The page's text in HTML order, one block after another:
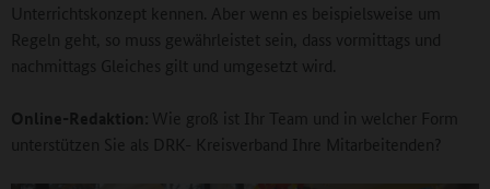
Unterrichtskonzept kennen. Aber wenn es beispielsweise um
Regeln geht, so muss gewährleistet sein, dass vormittags und
nachmittags Gleiches gilt und umgesetzt wird.
Online-Redaktion: Wie groß ist Ihr Team und in welcher Form
unterstützen Sie als DRK- Kreisverband Ihre Mitarbeitenden?